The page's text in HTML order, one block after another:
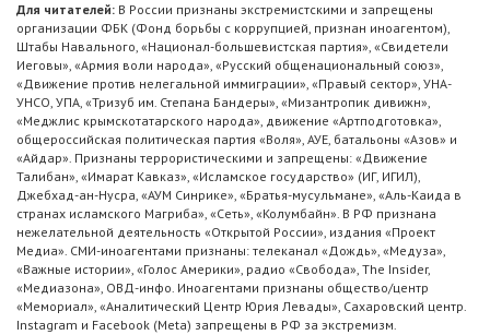
Для читателей: В России признаны экстремистскими и запрещены
организации ФБК (Фонд борьбы с коррупцией, признан иноагентом),
Штабы Навального, «Национал-большевистская партия», «Свидетели
Иеговы», «Армия воли народа», «Русский общенациональный союз»,
«Движение против нелегальной иммиграции», «Правый сектор», УНА-
УНСО, УПА, «Тризуб им. Степана Бандеры», «Мизантропик дивижн»,
«Меджлис крымскотатарского народа», движение «Артподготовка»,
общероссийская политическая партия «Воля», АУЕ, батальоны «Азов» и
«Айдар». Признаны террористическими и запрещены: «Движение
Талибан», «Имарат Кавказ», «Исламское государство» (ИГ, ИГИЛ),
Джебхад-ан-Нусра, «АУМ Синрике», «Братья-мусульмане», «Аль-Каида в
странах исламского Магриба», «Сеть», «Колумбайн». В РФ признана
нежелательной деятельность «Открытой России», издания «Проект
Медиа». СМИ-иноагентами признаны: телеканал «Дождь», «Медуза»,
«Важные истории», «Голос Америки», радио «Свобода», The Insider,
«Медиазона», ОВД-инфо. Иноагентами признаны общество/центр
«Мемориал», «Аналитический Центр Юрия Левады», Сахаровский центр.
Instagram и Facebook (Metа) запрещены в РФ за экстремизм.